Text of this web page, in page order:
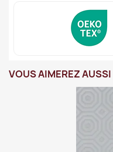
VOUS AIMEREZ AUSSI